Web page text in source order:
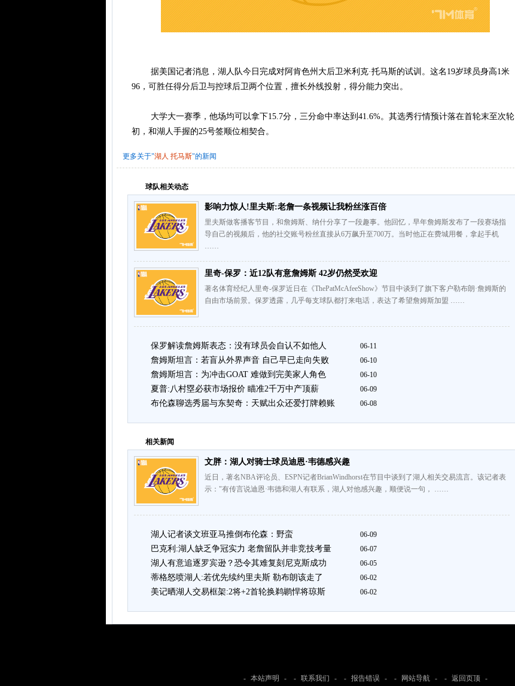
据美国记者消息，湖人队今日完成对阿肯色州大后卫米利克·托马斯的试训。这名19岁球员身高1米
96，可胜任得分后卫与控球后卫两个位置，擅长外线投射，得分能力突出。
大学大一赛季，他场均可以拿下15.7分，三分命中率达到41.6%。其选秀行情预计落在首轮末至次轮
初，和湖人手握的25号签顺位相契合。
更多关于"湖人 托马斯"的新闻
球队相关动态
影响力惊人!里夫斯:老詹一条视频让我粉丝涨百倍
里夫斯做客播客节目，和詹姆斯、纳什分享了一段趣事。他回忆，早年詹姆斯发布了一段赛场指
导自己的视频后，他的社交账号粉丝直接从6万飙升至700万。当时他正在费城用餐，拿起手机
……
里奇-保罗：近12队有意詹姆斯 42岁仍然受欢迎
著名体育经纪人里奇-保罗近日在《ThePatMcAfeeShow》节目中谈到了旗下客户勒布朗·詹姆斯的
自由市场前景。保罗透露，几乎每支球队都打来电话，表达了希望詹姆斯加盟 ……
保罗解读詹姆斯表态：没有球员会自认不如他人 06-11
詹姆斯坦言：若盲从外界声音 自己早已走向失败 06-10
詹姆斯坦言：为冲击GOAT 难做到完美家人角色 06-10
夏普:八村塁必获市场报价 瞄准2千万中产顶薪 06-09
布伦森聊选秀届与东契奇：天赋出众还爱打牌赖账 06-08
相关新闻
文胖：湖人对骑士球员迪恩·韦德感兴趣
近日，著名NBA评论员、ESPN记者BrianWindhorst在节目中谈到了湖人相关交易流言。该记者表
示："有传言说迪恩·韦德和湖人有联系，湖人对他感兴趣，顺便说一句， ……
湖人记者谈文班亚马推倒布伦森：野蛮 06-09
巴克利:湖人缺乏争冠实力 老詹留队并非竞技考量 06-07
湖人有意追逐罗宾逊？恐令其难复刻尼克斯成功 06-05
蒂格怒喷湖人:若优先续约里夫斯 勒布朗该走了 06-02
美记晒湖人交易框架:2将+2首轮换鹈鹕悍将琼斯 06-02
- 本站声明 - - 联系我们 - - 报告错误 - - 网站导航 - - 返回页顶 -